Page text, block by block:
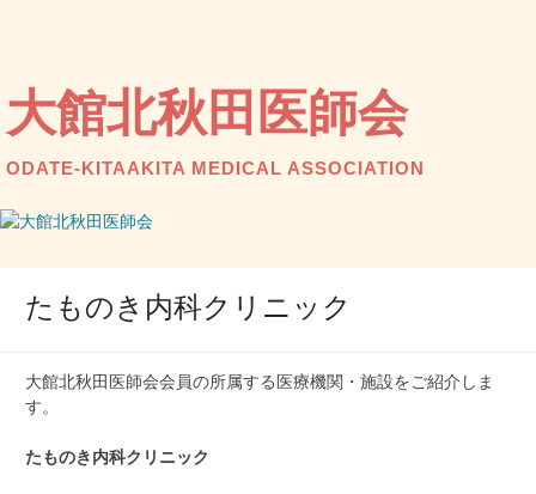
ツ
へ
ス
ッ
大館北秋田医師会
ODATE-KITAAKITA MEDICAL ASSOCIATION
たものき内科クリニック
大館北秋田医師会会員の所属する医療機関・施設をご紹介しま
す。
たものき内科クリニック